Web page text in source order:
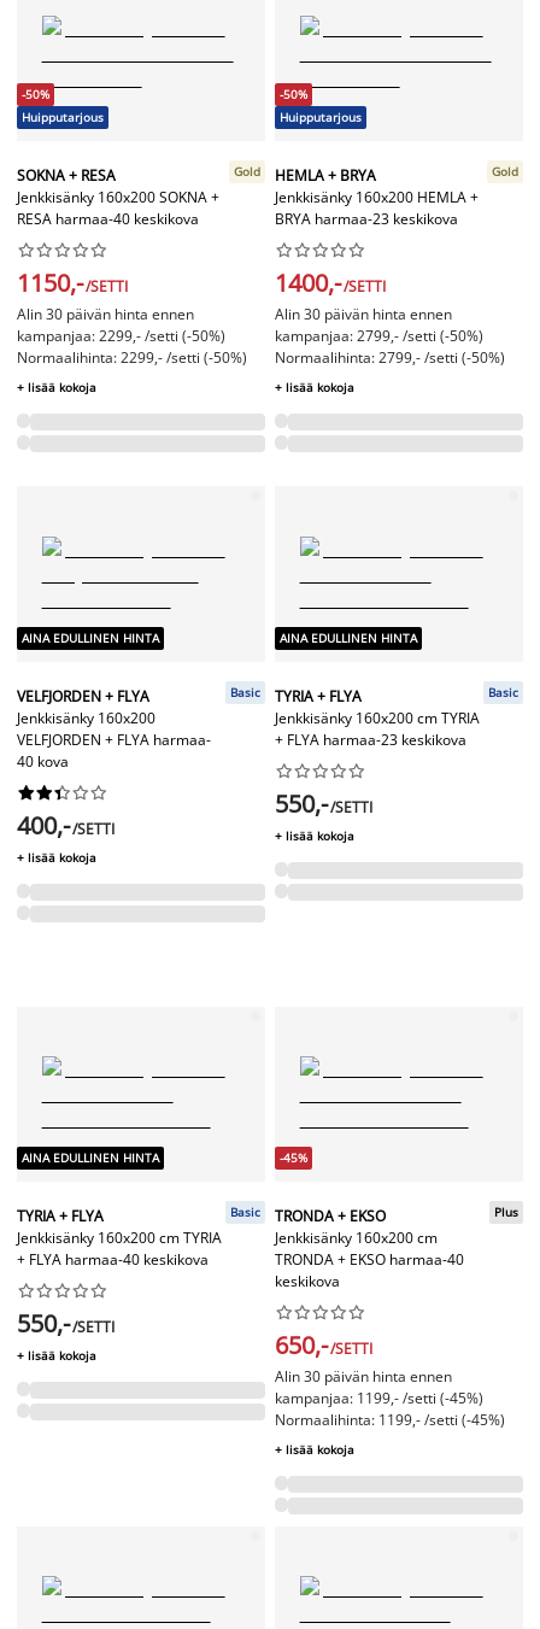
-50%
Huipputarjous
SOKNA + RESA
Jenkkisänky 160x200 SOKNA +
RESA harmaa-40 keskikova
Gold






1150,-/SETTI
Alin 30 päivän hinta ennen
kampanjaa: 2299,- /setti (-50%)
Normaalihinta: 2299,- /setti (-50%)
+ lisää kokoja
-50%
Huipputarjous
HEMLA + BRYA
Jenkkisänky 160x200 HEMLA +
BRYA harmaa-23 keskikova
Gold






1400,-/SETTI
Alin 30 päivän hinta ennen
kampanjaa: 2799,- /setti (-50%)
Normaalihinta: 2799,- /setti (-50%)
+ lisää kokoja
AINA EDULLINEN HINTA
VELFJORDEN + FLYA
Jenkkisänky 160x200
VELFJORDEN + FLYA harmaa-
40 kova
Basic






400,-/SETTI
+ lisää kokoja
AINA EDULLINEN HINTA
TYRIA + FLYA
Jenkkisänky 160x200 cm TYRIA
+ FLYA harmaa-23 keskikova
Basic






550,-/SETTI
+ lisää kokoja
AINA EDULLINEN HINTA
TYRIA + FLYA
Jenkkisänky 160x200 cm TYRIA
+ FLYA harmaa-40 keskikova
Basic






550,-/SETTI
+ lisää kokoja
-45%
TRONDA + EKSO
Jenkkisänky 160x200 cm
TRONDA + EKSO harmaa-40
keskikova
Plus






650,-/SETTI
Alin 30 päivän hinta ennen
kampanjaa: 1199,- /setti (-45%)
Normaalihinta: 1199,- /setti (-45%)
+ lisää kokoja